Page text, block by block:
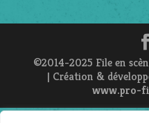
©2014-2025 File en
| Création &
www.pro-